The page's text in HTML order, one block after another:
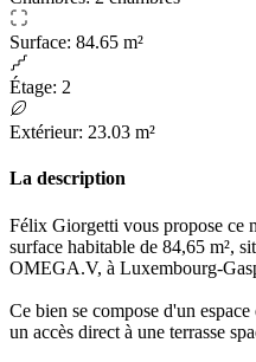
Surface: 84.65 m²
Étage: 2
Extérieur: 23.03 m²
La description
Félix Giorgetti vous propose ce
surface habitable de 84,65 m²,
OMEGA.V, à Luxembourg-
Ce bien se compose d'un
un accès direct à une terrasse